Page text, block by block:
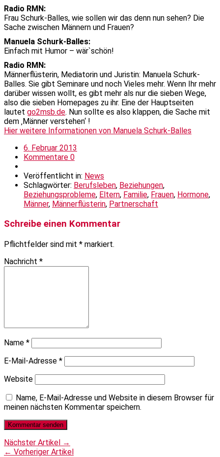
Radio RMN:
Frau Schurk-Balles, wie sollen wir das denn nun sehen? Die
Sache zwischen Männern und Frauen?
Manuela Schurk-Balles:
Einfach mit Humor – wär`schön!
Radio RMN:
Männerflüsterin, Mediatorin und Juristin: Manuela Schurk-
Balles. Sie gibt Seminare und noch Vieles mehr. Wenn Ihr mehr
darüber wissen wollt, es gibt mehr als nur die sieben Wege,
also die sieben Homepages zu ihr. Eine der Hauptseiten
lautet go2msb.de. Nun sollte es also klappen, die Sache mit
dem ‚Männer verstehen‘ !
Hier weitere Informationen von Manuela Schurk-Balles
6. Februar 2013
Kommentare 0
Veröffentlicht in: News
Schlagwörter: Berufsleben, Beziehungen,
Beziehungsprobleme, Eltern, Familie, Frauen, Hormone,
Männer, Männerflüsterin, Partnerschaft
Schreibe einen Kommentar
Pflichtfelder sind mit * markiert.
Nachricht *
Name *
E-Mail-Adresse *
Website
Name, E-Mail-Adresse und Website in diesem Browser für
meinen nächsten Kommentar speichern.
Nächster Artikel →
← Vorheriger Artikel